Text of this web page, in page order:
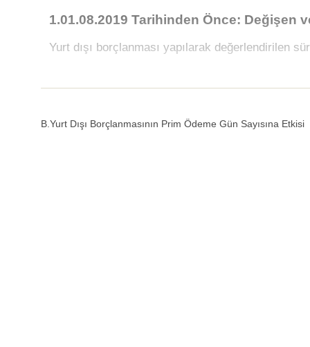
1.01.08.2019 Tarihinden Önce: Değişen
Yurt dışı borçlanması yapılarak değerlendirilen
B.Yurt Dışı Borçlanmasının Prim Ödeme Gün Sayısına Etkisi